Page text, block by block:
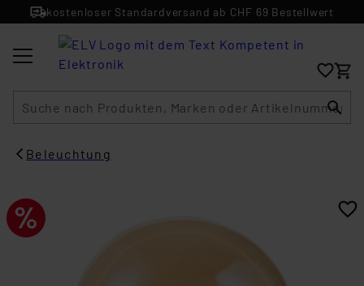
kostenloser Standardversand ab CHF 69 Bestellwert
Beleuchtung​